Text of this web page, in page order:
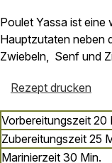
Poulet Yassa ist eine
Hauptzutaten neben
Zwiebeln, Senf und
Rezept drucken
Vorbereitungszeit 20
Zubereitungszeit 25
Marinierzeit 30 Minuten
Min.